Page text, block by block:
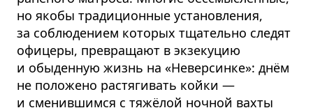
но якобы традиционные установления,
за соблюдением которых тщательно следят
офицеры, превращают в экзекуцию
и обыденную жизнь на «Неверсинке»: днём
не положено растягивать койки —
и сменившимся с тяжёлой ночной вахты